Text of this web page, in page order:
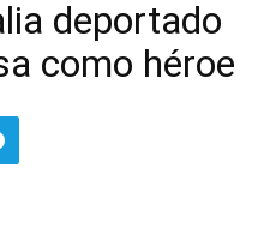
deportado
como héroe